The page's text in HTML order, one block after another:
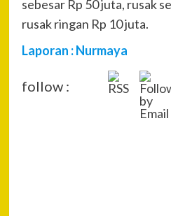
sebesar Rp 50 juta, rusak
rusak ringan Rp 10 juta.
Laporan : Nurmaya
follow :